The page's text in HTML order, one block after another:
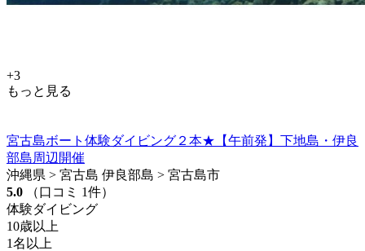
+3
もっと見る
宮古島ボート体験ダイビング２本★【午前発】下地島・伊良
部島周辺開催
沖縄県 > 宮古島 伊良部島 > 宮古島市
5.0
（口コミ 1件）
体験ダイビング
10歳以上
1名以上